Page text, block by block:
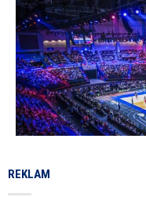
REKLAM